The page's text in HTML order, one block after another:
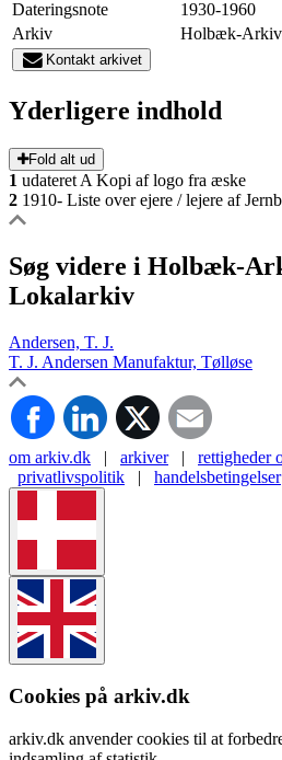
Dateringsnote
1930-1960
Arkiv
Holbæk-
Kontakt arkivet
Yderligere indhold
Fold alt ud
1 udateret A Kopi af logo fra æske
2 1910- Liste over ejere / lejere af
Søg videre i Holbæk-
Lokalarkiv
Andersen, T. J.
T. J. Andersen Manufaktur, Tølløse
om arkiv.dk | arkiver | rettigheder
privatlivspolitik
| handelsbetingelser
Cookies på arkiv.dk
arkiv.dk anvender cookies til at